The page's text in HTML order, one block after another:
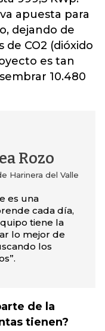
apuesta para
dejando de
de CO2 (dióxido
es tan
10.480
Rozo
Harinera del Valle
es una
cada día,
tiene la
lo mejor de
los
de la
tienen?